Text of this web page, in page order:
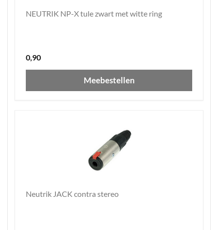
NEUTRIK NP-X tule zwart met witte ring
0,90
Meebestellen
Neutrik JACK contra stereo